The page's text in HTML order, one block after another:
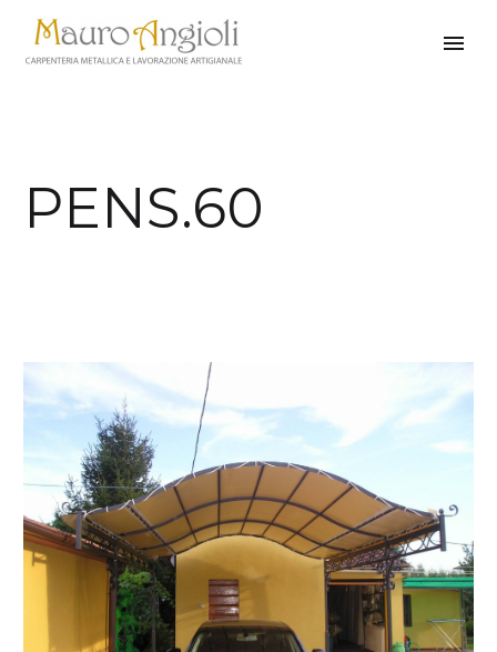
PENS.60